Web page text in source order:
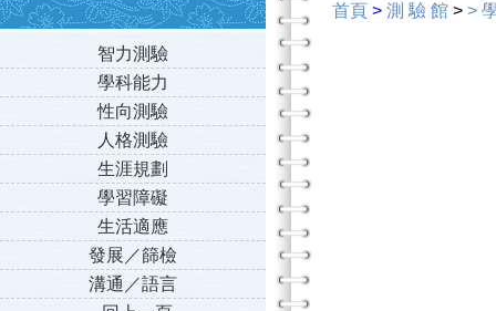
智力測驗
學科能力
性向測驗
人格測驗
生涯規劃
學習障礙
生活適應
發展／篩檢
溝通／語言
首頁 > 測 驗 館 > >